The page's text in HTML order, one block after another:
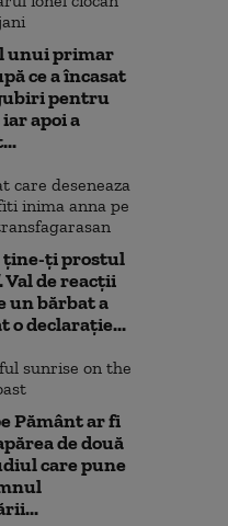
unui primar
ce a încasat
pentru
apoi a
ţine-ţi prostul
Val de reacții
un bărbat a
o declarație...
Pământ ar fi
de două
care pune